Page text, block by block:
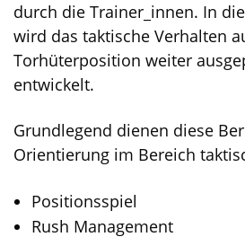
durch die Trainer_innen. In
wird das taktische Verhalten
Torhüterposition weiter
entwickelt.
Grundlegend dienen diese
Orientierung im Bereich
Positionsspiel
Rush Management